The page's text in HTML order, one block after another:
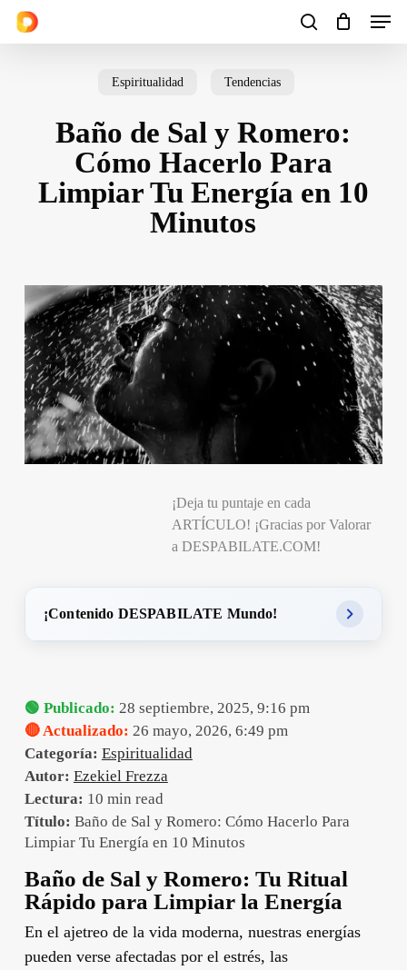
Skip
search
Menu
Cart Close
Espiritualidad Tendencias
Baño de Sal y Romero:
Cómo Hacerlo Para
Limpiar Tu Energía en 10
Minutos
¡Deja tu puntaje en cada
ARTÍCULO! ¡Gracias por Valorar
a DESPABILATE.COM!
¡Contenido DESPABILATE Mundo!
🟢 Publicado: 28 septiembre, 2025, 9:16 pm
🔴 Actualizado: 26 mayo, 2026, 6:49 pm
Categoría: Espiritualidad
Autor: Ezekiel Frezza
Lectura: 10 min read
Título: Baño de Sal y Romero: Cómo Hacerlo Para
Limpiar Tu Energía en 10 Minutos
Baño de Sal y Romero: Tu Ritual
Rápido para Limpiar la Energía
En el ajetreo de la vida moderna, nuestras energías
pueden verse afectadas por el estrés, las